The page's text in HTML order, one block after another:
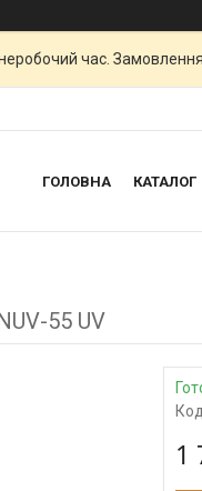
час.
ГОЛОВНА КАТАЛОГ
55 UV
1